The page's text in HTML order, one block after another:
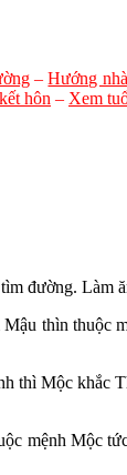
–Hướng
hôn – Xem
đường. Làm
thìn thuộc
thì Mộc khắc
mệnh Mộc